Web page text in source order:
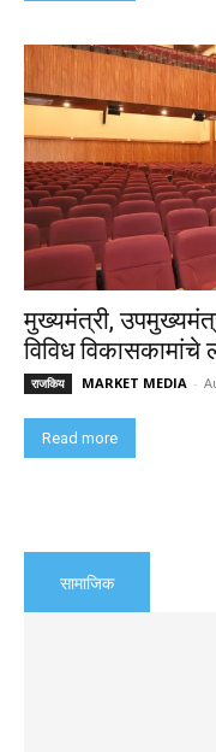
मुख्यमंत्री,
विविध विकासकामांचे
राजकिय MARKET MEDIA -
Read more
सामाजिक